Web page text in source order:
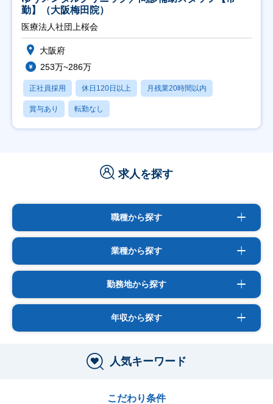
勤】（大阪梅田院）
医療法人社団上桜会
大阪府
253万~286万
正社員採用 休日120日以上 月残業20時間以内
賞与あり 転勤なし
求人を探す
職種から探す
業種から探す
勤務地から探す
年収から探す
人気キーワード
こだわり条件